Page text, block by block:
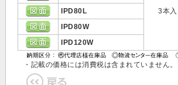
3本入
IPD80L
IPD80W
IPD120W
・記載の価格には消費税は含まれていません。